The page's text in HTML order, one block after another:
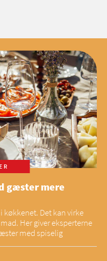
gæster mere
Det kan virke
Her giver eksperterne
med spiselig